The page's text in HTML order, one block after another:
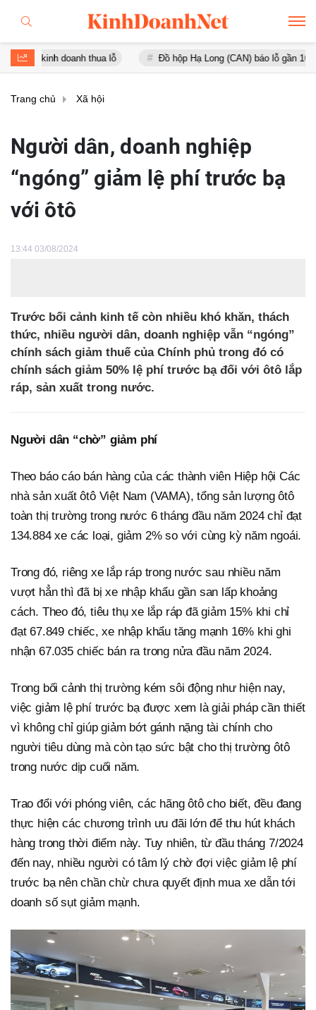
doanh thua lỗ Đồ hộp Hạ Long (CAN) báo lỗ gần 16 tỷ đồng, tài
Trang chủ Xã hội
Người dân, doanh nghiệp
“ngóng” giảm lệ phí trước bạ
với ôtô
13:44 03/08/2024
Trước bối cảnh kinh tế còn nhiều khó khăn, thách
thức, nhiều người dân, doanh nghiệp vẫn “ngóng”
chính sách giảm thuế của Chính phủ trong đó có
chính sách giảm 50% lệ phí trước bạ đối với ôtô lắp
ráp, sản xuất trong nước.
Người dân “chờ” giảm phí
Theo báo cáo bán hàng của các thành viên Hiệp hội Các
nhà sản xuất ôtô Việt Nam (VAMA), tổng sản lượng ôtô
toàn thị trường trong nước 6 tháng đầu năm 2024 chỉ đạt
134.884 xe các loại, giảm 2% so với cùng kỳ năm ngoái.
Trong đó, riêng xe lắp ráp trong nước sau nhiều năm
vượt hẳn thì đã bị xe nhập khẩu gần san lấp khoảng
cách. Theo đó, tiêu thụ xe lắp ráp đã giảm 15% khi chỉ
đạt 67.849 chiếc, xe nhập khẩu tăng mạnh 16% khi ghi
nhận 67.035 chiếc bán ra trong nửa đầu năm 2024.
Trong bối cảnh thị trường kém sôi động như hiện nay,
việc giảm lệ phí trước bạ được xem là giải pháp cần thiết
vì không chỉ giúp giảm bớt gánh nặng tài chính cho
người tiêu dùng mà còn tạo sức bật cho thị trường ôtô
trong nước dịp cuối năm.
Trao đổi với phóng viên, các hãng ôtô cho biết, đều đang
thực hiện các chương trình ưu đãi lớn để thu hút khách
hàng trong thời điểm này. Tuy nhiên, từ đầu tháng 7/2024
đến nay, nhiều người có tâm lý chờ đợi việc giảm lệ phí
trước bạ nên chần chừ chưa quyết định mua xe dẫn tới
doanh số sụt giảm mạnh.